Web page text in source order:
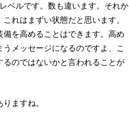
ベルです。数も違います。それか
れはまずい状態だと思います。
を高めることはできます。高め
メッセージになるのですよ、こ
のではないかと言われることが
ますね。